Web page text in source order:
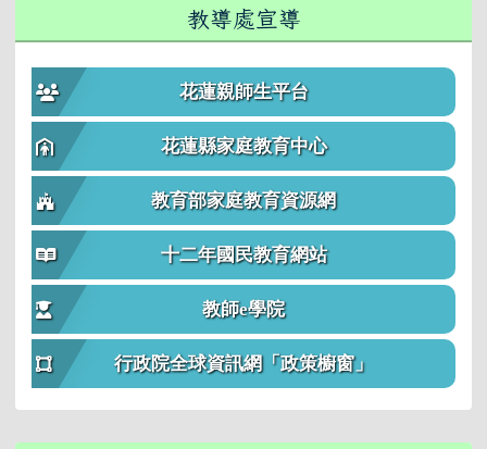
教導處宣導
花蓮親師生平台
花蓮縣家庭教育中心
教育部家庭教育資源網
十二年國民教育網站
教師e學院
行政院全球資訊網「政策櫥窗」